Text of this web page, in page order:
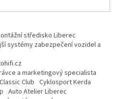
středisko Liberec
systémy zabezpečení vozidel a
a marketingový specialista
Club Cyklosport Kerda
Auto Atelier Liberec